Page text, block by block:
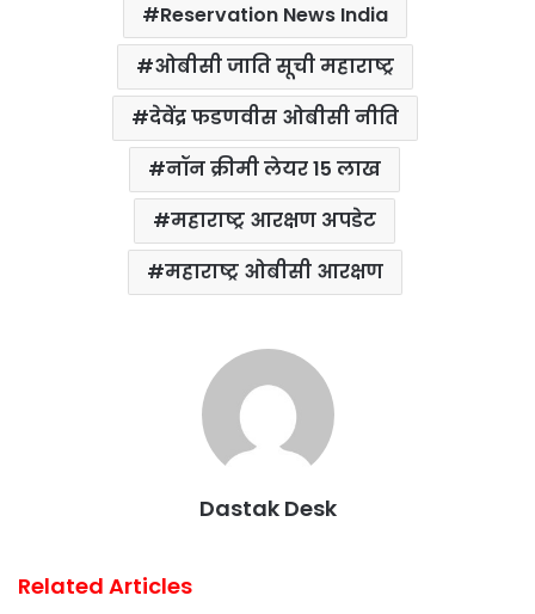
Reservation News India
ओबीसी जाति सूची महाराष्ट्र
देवेंद्र फडणवीस ओबीसी नीति
नॉन क्रीमी लेयर 15 लाख
महाराष्ट्र आरक्षण अपडेट
महाराष्ट्र ओबीसी आरक्षण
Dastak Desk
Related Articles